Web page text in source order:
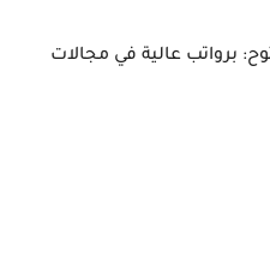
برواتب عالية في مجالات